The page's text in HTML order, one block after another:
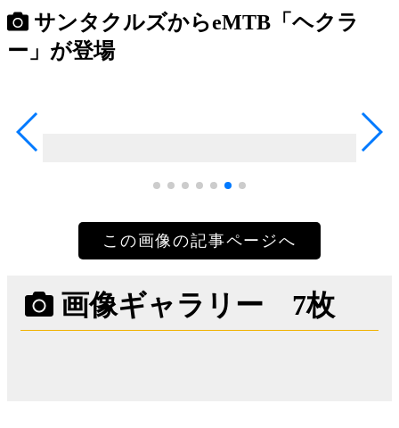
サンタクルズからeMTB「ヘクラ
ー」が登場
この画像の記事ページへ
画像ギャラリー 7枚